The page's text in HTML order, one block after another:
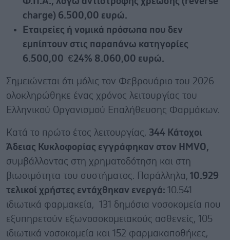
charge) 6.500,00 ευρώ.
Εταιρείες ή νομικά πρόσωπα που δεν
εμπίπτουν στις παραπάνω κατηγορίες
6.500,00 €24% 8.060,00 ευρώ.
Σημειώνεται ότι μόλις τον Φεβρουάριο του 2026
ολοκληρώθηκε ένας χρόνος λειτουργίας του
Ελληνικού Οργανισμού Επαλήθευσης Φαρμάκων.
Κατά το πρώτο έτος λειτουργίας, 344 Κάτοχοι
Άδειας Κυκλοφορίας εγγράφηκαν στον HMVΟ,
συμβάλλοντας στη χρηματοδότηση και στη
βιωσιμότητα του συστήματος. Παράλληλα, 10.929
τελικοί χρήστες εντάχθηκαν ενεργά: 10.541
ιδιωτικά φαρμακεία, 131 δημόσια νοσοκομεία που
εξυπηρετούν εξωνοσοκομειακούς ασθενείς, 105
ιδιωτικά νοσοκομεία και 152 φαρμακαποθήκες,